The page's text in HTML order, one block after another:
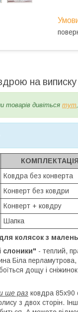
на
товарів дивіться тут
КОМПЛЕКТАЦІЯ
Ковдра без конверта
Конверт без ковдри
Конверт + ковдру
Шапка
колясок з
слоники" - теплий,
Біла
дощу і
ще раз ковдра 85х90
з двох сторін.